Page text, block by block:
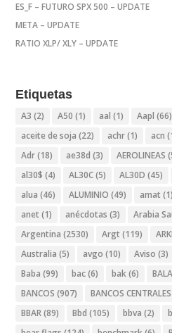
ES_F – FUTURO SPX 500 – UPDATE
META – UPDATE
RATIO XLP/ XLY – UPDATE
Etiquetas
A3 (2) A50 (1) aal (1) Aapl (66)
aceite de soja (22) achr(1) acn
Adr(18) ae38d (3) AEROLINEAS
al30$ (4) AL30C(5) AL30D (45)
alua (46) ALUMINIO (49) amat (1)
anet (1) anécdotas (3) Arabia
Argentina (2530) Argt (119)
Australia (5) avgo (10) Aviso (3)
Baba (99) bac(6) bak(6)
BANCOS (907) BANCOS CENTRALES
BBAR(89) Bbd (105) bbva (2)